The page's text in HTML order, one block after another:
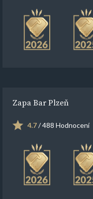
Zapa Bar Plzeň
4.7/ 488 Hodnocení